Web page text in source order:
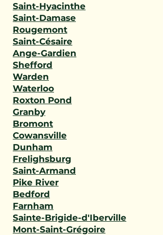
Saint-Hyacinthe
Saint-Damase
Rougemont
Saint-Césaire
Ange-Gardien
Shefford
Warden
Waterloo
Roxton Pond
Granby
Bromont
Cowansville
Dunham
Frelighsburg
Saint-Armand
Pike River
Bedford
Farnham
Sainte-Brigide-d'Iberville
Mont-Saint-Grégoire